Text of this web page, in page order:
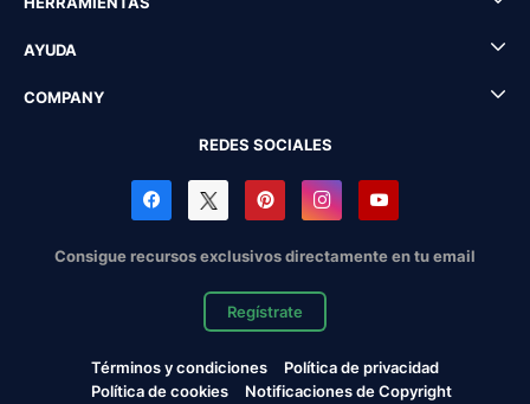
AYUDA
COMPANY
REDES SOCIALES
Consigue recursos exclusivos directamente en tu email
Regístrate
Términos y condiciones
Política de privacidad
Política de cookies
Notificaciones de Copyright